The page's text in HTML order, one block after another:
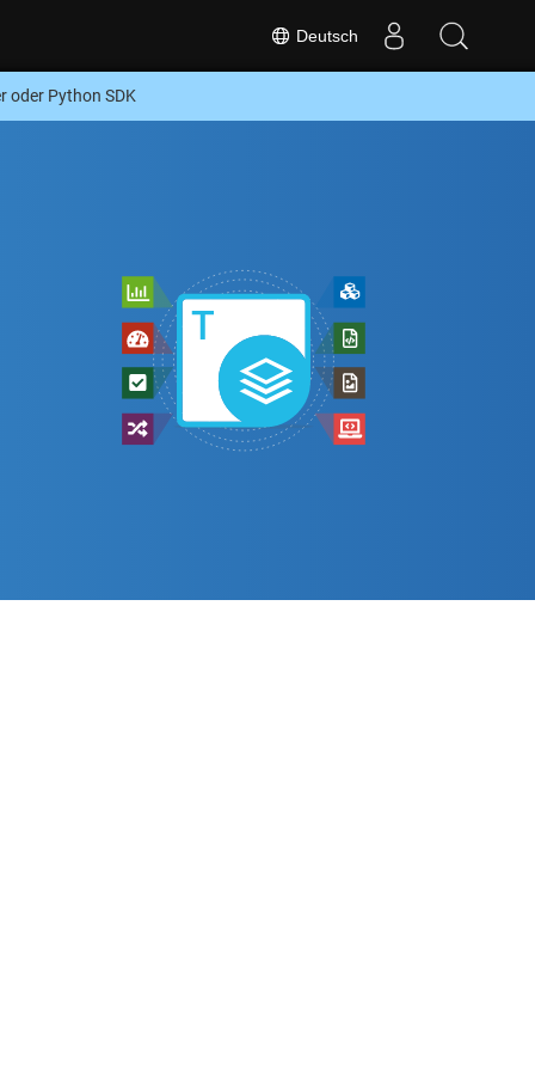
Deutsch
oder Python SDK